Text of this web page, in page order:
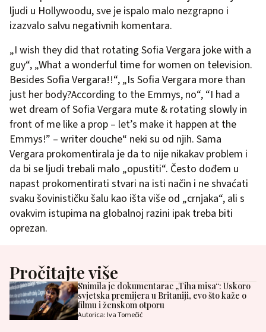
ljudi u Hollywoodu, sve je ispalo malo nezgrapno i
izazvalo salvu negativnih komentara.
„I wish they did that rotating Sofia Vergara joke with a
guy“, „What a wonderful time for women on television.
Besides Sofia Vergara!!“, „Is Sofia Vergara more than
just her body?According to the Emmys, no“, “I had a
wet dream of Sofia Vergara mute & rotating slowly in
front of me like a prop – let’s make it happen at the
Emmys!” – writer douche“ neki su od njih. Sama
Vergara prokomentirala je da to nije nikakav problem i
da bi se ljudi trebali malo „opustiti“. Često dođem u
napast prokomentirati stvari na isti način i ne shvaćati
svaku šovinističku šalu kao išta više od „crnjaka“, ali s
ovakvim istupima na globalnoj razini ipak treba biti
oprezan.
Pročitajte više
Snimila je dokumentarac „Tiha misa“: Uskoro
svjetska premijera u Britaniji, evo što kaže o
filmu i ženskom otporu
Autorica: Iva Tomečić